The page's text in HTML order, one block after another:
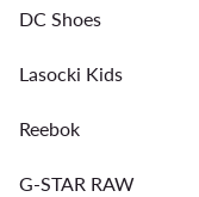
DC Shoes
Lasocki Kids
Reebok
G-STAR RAW